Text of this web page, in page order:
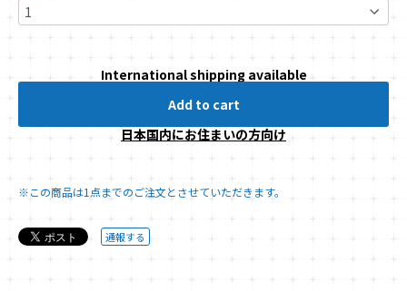
International shipping available
Add to cart
日本国内にお住まいの方向け
※この商品は1点までのご注文とさせていただきます。
通報する